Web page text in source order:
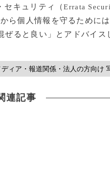
セキュリティ（Errata
ら個人情報を守るために
ぜると良い」とアドバイス
ディア・報道関係・法人の方向け
連記事